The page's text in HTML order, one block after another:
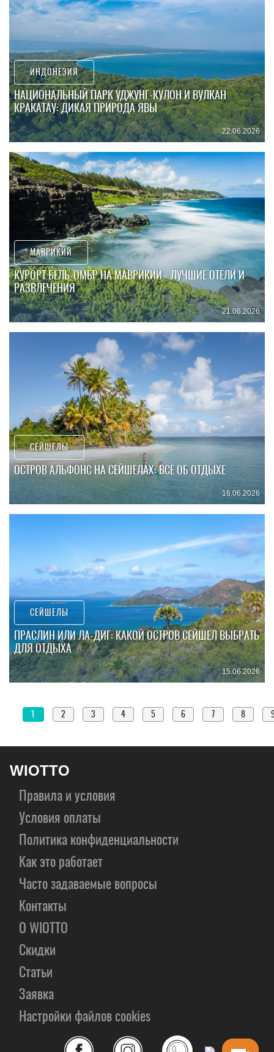
ИНДОНЕЗИЯ
НАЦИОНАЛЬНЫЙ ПАРК УДЖУНГ-КУЛОН И ВУЛКАН
КРАКАТАУ: ДИКАЯ ПРИРОДА ЯВЫ
22.06.2026
МАВРИКИЙ
КУРОРТ БЕЛЬ-ОМБР НА МАВРИКИИ - ЛУЧШИЕ ОТЕЛИ И
РАЗВЛЕЧЕНИЯ
21.06.2026
СЕЙШЕЛЫ
ОСТРОВ АЛЬФОНС НА СЕЙШЕЛАХ: ВСЕ ОБ ОТДЫХЕ
16.06.2026
СЕЙШЕЛЫ
ПРАСЛИН ИЛИ ЛА-ДИГ: КАКОЙ ОСТРОВ СЕЙШЕЛ ВЫБРАТЬ
ДЛЯ ОТДЫХА
15.06.2026
2 3 4 5 6 7 8
WIOTTO
Правила и условия
Условия оплаты
Политика конфиденциальности
Как это работает
Часто задаваемые вопросы
Контакты
О WIOTTO
Скидки
Статьи
Заявка
Настройки файлов cookies